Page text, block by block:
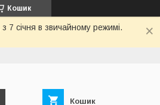
Кошик
7 січня в звичайному режимі.
Кошик